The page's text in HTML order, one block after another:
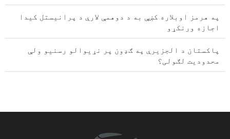
په هرمز اوبلاره کښې به د دوهمې لارې د پرانیستل کیدا
اجازه ورنکړو
پاکستان د الجزیرې په ګډون پر نړیوالو رسنیو ولې
محدودیت لګولی؟